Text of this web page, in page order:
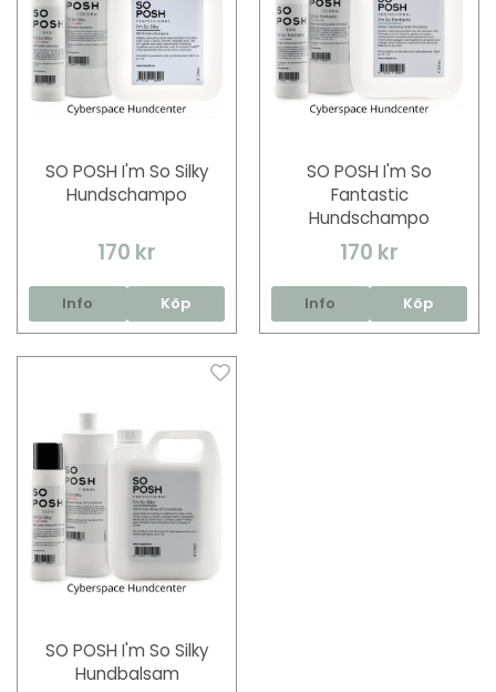
SO POSH I'm So Silky
Hundschampo
170 kr
Info Köp
SO POSH I'm So
Fantastic
Hundschampo
170 kr
Info Köp
SO POSH I'm So Silky
Hundbalsam